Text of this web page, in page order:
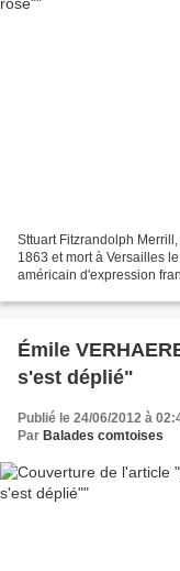
Sttuart Fitzrandolph
1863 et mort à Versailles
américain d'expression
Émile
s'est déplié"
Publié le 24/06/2012 à
Par Balades comtoises